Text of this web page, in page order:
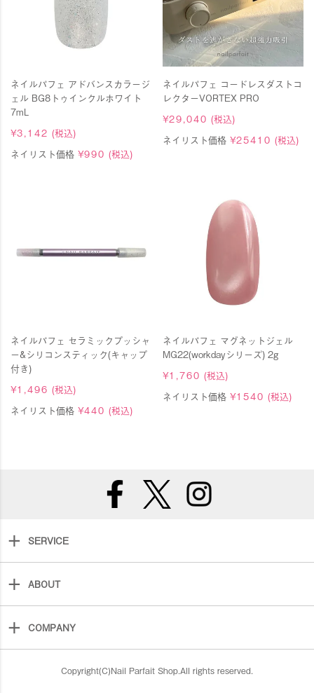
ネイルパフェ アドバンスカラージ
ェル BG8トゥインクルホワイト
7mL
¥3,142 (税込)
ネイリスト価格 ¥990 (税込)
ネイルパフェ コードレスダストコ
レクターVORTEX PRO
¥29,040 (税込)
ネイリスト価格 ¥25410 (税込)
ネイルパフェ セラミックプッシャ
ー&シリコンスティック(キャップ
付き)
¥1,496 (税込)
ネイリスト価格 ¥440 (税込)
ネイルパフェ マグネットジェル
MG22(workdayシリーズ) 2g
¥1,760 (税込)
ネイリスト価格 ¥1540 (税込)
SERVICE
ABOUT
COMPANY
Copyright(C)Nail Parfait Shop.All rights reserved.